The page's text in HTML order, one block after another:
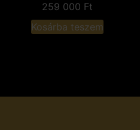
259 000 Ft
Kosárba teszem